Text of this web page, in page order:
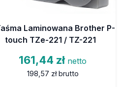
Laminowana Brother P-
touch TZe-221 / TZ-221
161,44 zł netto
198,57 zł brutto